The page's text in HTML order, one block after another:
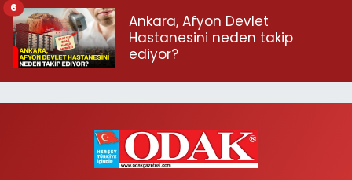
Ankara, Afyon Devlet
Hastanesini neden takip
ediyor?
6